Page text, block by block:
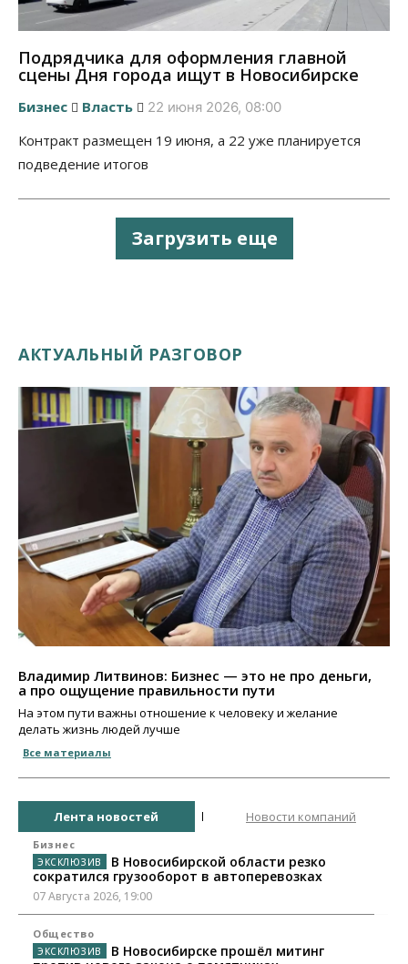
Подрядчика для оформления главной
сцены Дня города ищут в Новосибирске
Бизнес Власть 22 июня 2026, 08:00
Контракт размещен 19 июня, а 22 уже планируется
подведение итогов
Загрузить еще
АКТУАЛЬНЫЙ РАЗГОВОР
Владимир Литвинов: Бизнес — это не про деньги,
а про ощущение правильности пути
На этом пути важны отношение к человеку и желание
делать жизнь людей лучше
Все материалы
Лента новостей Новости компаний
Бизнес
В Новосибирской области резко
сократился грузооборот в автоперевозках
07 Августа 2026, 19:00
Общество
В Новосибирске прошёл митинг